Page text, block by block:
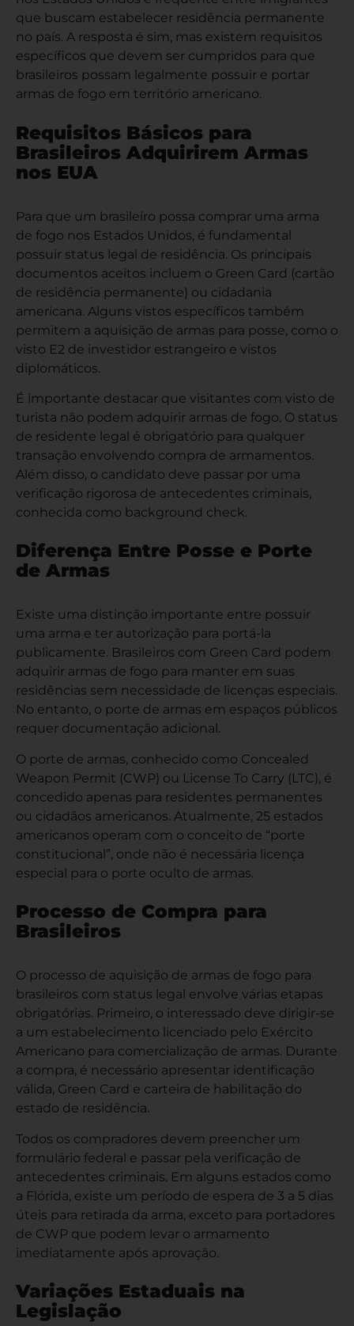
que buscam estabelecer residência permanente
no país. A resposta é sim, mas existem requisitos
específicos que devem ser cumpridos para que
brasileiros possam legalmente possuir e portar
armas de fogo em território americano.
Requisitos Básicos para
Brasileiros Adquirirem Armas
nos EUA
Para que um brasileiro possa comprar uma arma
de fogo nos Estados Unidos, é fundamental
possuir status legal de residência. Os principais
documentos aceitos incluem o Green Card (cartão
de residência permanente) ou cidadania
americana. Alguns vistos específicos também
permitem a aquisição de armas para posse, como o
visto E2 de investidor estrangeiro e vistos
diplomáticos.
É importante destacar que visitantes com visto de
turista não podem adquirir armas de fogo. O status
de residente legal é obrigatório para qualquer
transação envolvendo compra de armamentos.
Além disso, o candidato deve passar por uma
verificação rigorosa de antecedentes criminais,
conhecida como background check.
Diferença Entre Posse e Porte
de Armas
Existe uma distinção importante entre possuir
uma arma e ter autorização para portá-la
publicamente. Brasileiros com Green Card podem
adquirir armas de fogo para manter em suas
residências sem necessidade de licenças especiais.
No entanto, o porte de armas em espaços públicos
requer documentação adicional.
O porte de armas, conhecido como Concealed
Weapon Permit (CWP) ou License To Carry (LTC), é
concedido apenas para residentes permanentes
ou cidadãos americanos. Atualmente, 25 estados
americanos operam com o conceito de “porte
constitucional”, onde não é necessária licença
especial para o porte oculto de armas.
Processo de Compra para
Brasileiros
O processo de aquisição de armas de fogo para
brasileiros com status legal envolve várias etapas
obrigatórias. Primeiro, o interessado deve dirigir-se
a um estabelecimento licenciado pelo Exército
Americano para comercialização de armas. Durante
a compra, é necessário apresentar identificação
válida, Green Card e carteira de habilitação do
estado de residência.
Todos os compradores devem preencher um
formulário federal e passar pela verificação de
antecedentes criminais. Em alguns estados como
a Flórida, existe um período de espera de 3 a 5 dias
úteis para retirada da arma, exceto para portadores
de CWP que podem levar o armamento
imediatamente após aprovação.
Variações Estaduais na
Legislação